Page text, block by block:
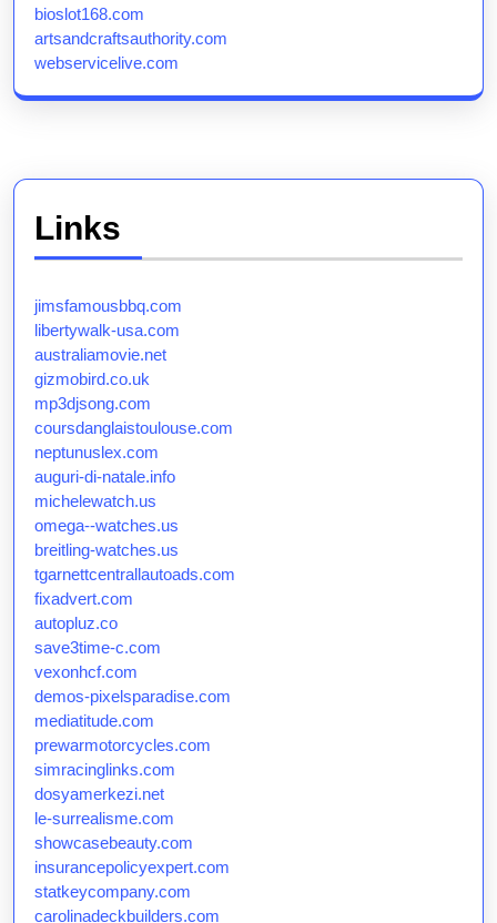
bioslot168.com
artsandcraftsauthority.com
webservicelive.com
Links
jimsfamousbbq.com
libertywalk-usa.com
australiamovie.net
gizmobird.co.uk
mp3djsong.com
coursdanglaistoulouse.com
neptunuslex.com
auguri-di-natale.info
michelewatch.us
omega--watches.us
breitling-watches.us
tgarnettcentrallautoads.com
fixadvert.com
autopluz.co
save3time-c.com
vexonhcf.com
demos-pixelsparadise.com
mediatitude.com
prewarmotorcycles.com
simracinglinks.com
dosyamerkezi.net
le-surrealisme.com
showcasebeauty.com
insurancepolicyexpert.com
statkeycompany.com
carolinadeckbuilders.com